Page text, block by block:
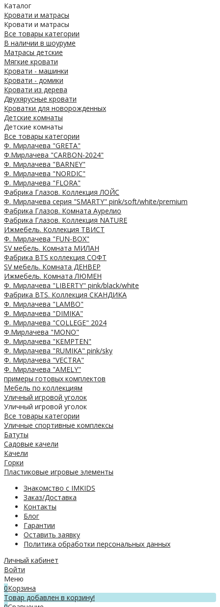
Каталог
Кровати и матрасы
Кровати и матрасы
Все товары категории
В наличии в шоуруме
Матрасы детские
Мягкие кровати
Кровати - машинки
Кровати - домики
Кровати из дерева
Двухярусные кровати
Кроватки для новорожденных
Детские комнаты
Детские комнаты
Все товары категории
Ф. Мирлачева "GRETA"
Ф.Мирлачева "CARBON-2024"
Ф. Мирлачева "BARNEY"
Ф. Мирлачева "NORDIC"
Ф. Мирлачева "FLORA"
Фабрика Глазов. Коллекция ЛОЙС
Ф. Мирлачева серия "SMARTY" pink/soft/white/premium
Фабрика Глазов. Комната Аурелио
Фабрика Глазов. Коллекция NATURE
Ижмебель. Коллекция ТВИСТ
Ф. Мирлачева "FUN-BOX"
SV мебель. Комната МИЛАН
Фабрика BTS коллекция СОФТ
SV мебель. Комната ДЕНВЕР
Ижмебель. Комната ЛЮМЕН
Ф. Мирлачева "LIBERTY" pink/black/white
Фабрика BTS. Коллекция СКАНДИКА
Ф. Мирлачева "LAMBO"
Ф. Мирлачева "DIMIKA"
Ф. Мирлачева "COLLEGE" 2024
Ф.Мирлачева "MONO"
Ф. Мирлачева "KEMPTEN"
Ф. Мирлачева "RUMIKA" pink/sky
Ф. Мирлачева "VECTRA"
Ф. Мирлачева "AMELY"
примеры готовых комплектов
Мебель по коллекциям
Уличный игровой уголок
Уличный игровой уголок
Все товары категории
Уличные спортивные комплексы
Батуты
Садовые качели
Качели
Горки
Пластиковые игровые элементы
Знакомство с IMKIDS
Заказ/Доставка
Контакты
Блог
Гарантии
Оставить заявку
Политика обработки персональных данных
Личный кабинет
Войти
Меню
0Корзина
Товар добавлен в корзину!